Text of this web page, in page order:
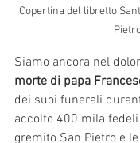
Copertina del libretto
Siamo ancora nel
morte di papa
dei suoi funerali
accolto 400 mila
gremito San Pietro e